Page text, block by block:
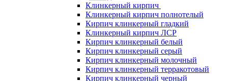
Клинкерный кирпич
Клинкерный кирпич полнотелый
Кирпич клинкерный гладкий
Клинкерный кирпич ЛСР
Кирпич клинкерный белый
Кирпич клинкерный серый
Кирпич клинкерный молочный
Кирпич клинкерный терракотовый
Кирпич клинкерный черный